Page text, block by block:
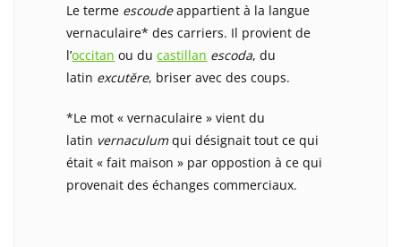
Le terme escoudeappartient à la langue
vernaculaire* des carriers. Il provient de
l’occitan ou ducastillan escoda, du
latin excutĕre, briser avec des coups.
*Le mot « vernaculaire » vient du
latin vernaculumqui désignait tout ce qui
était « fait maison » par oppostion à ce qui
provenait des échanges commerciaux.